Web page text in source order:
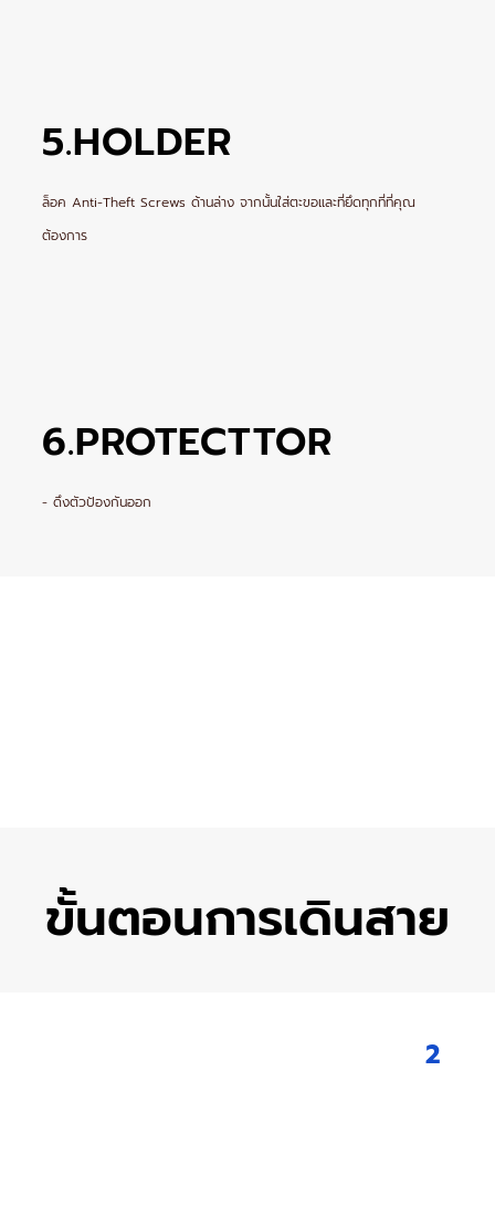
5.HOLDER
ล็อค Anti-Theft Screws ด้านล่าง จากนั้นใส่ตะขอและที่ยึดทุกที่ที่คุณ
ต้องการ
6.PROTECTTOR
- ดึงตัวป้องกันออก
ขั้นตอนการเดินสาย
2